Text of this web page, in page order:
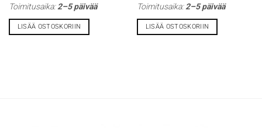
Toimitusaika:2–5 päivää
LISÄÄ OSTOSKORIIN
Toimitusaika:2–5 päivää
LISÄÄ OSTOSKORIIN